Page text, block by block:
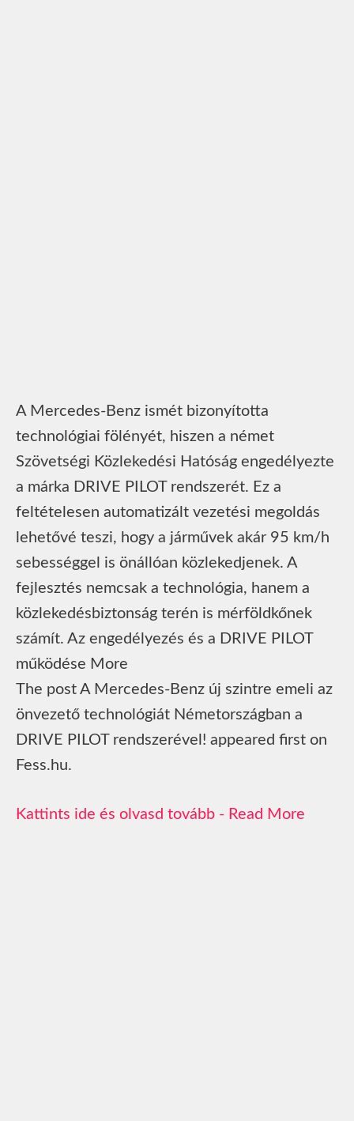
A Mercedes-Benz ismét bizonyította
technológiai fölényét, hiszen a német
Szövetségi Közlekedési Hatóság engedélyezte
a márka DRIVE PILOT rendszerét. Ez a
feltételesen automatizált vezetési megoldás
lehetővé teszi, hogy a járművek akár 95 km/h
sebességgel is önállóan közlekedjenek. A
fejlesztés nemcsak a technológia, hanem a
közlekedésbiztonság terén is mérföldkőnek
számít. Az engedélyezés és a DRIVE PILOT
működése More
The post A Mercedes-Benz új szintre emeli az
önvezető technológiát Németországban a
DRIVE PILOT rendszerével! appeared first on
Fess.hu.
Read More